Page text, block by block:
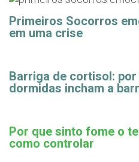
Primeiros Socorros
em uma crise
Barriga de cortisol:
dormidas incham a
Por que sinto fome o
como controlar